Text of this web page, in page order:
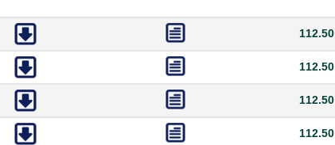
112.50
112.50
112.50
112.50